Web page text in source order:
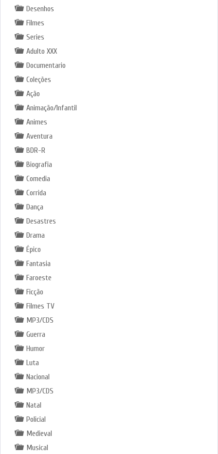
Desenhos
Filmes
Series
Adulto XXX
Documentario
Coleções
Ação
Animação/Infantil
Animes
Aventura
BDR-R
Biografia
Comedia
Corrida
Dança
Desastres
Drama
Épico
Fantasia
Faroeste
Ficção
Filmes TV
MP3/CDS
Guerra
Humor
Luta
Nacional
MP3/CDS
Natal
Policial
Medieval
Musical